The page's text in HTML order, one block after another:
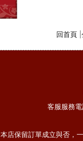
回首頁
客服服務
本店保留訂單成立與否，